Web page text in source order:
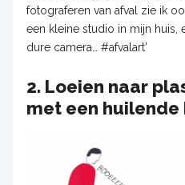
fotograferen van afval zie ik
een kleine studio in mijn huis,
dure camera… #afvalart'
2. Loeien naar
met een huilende